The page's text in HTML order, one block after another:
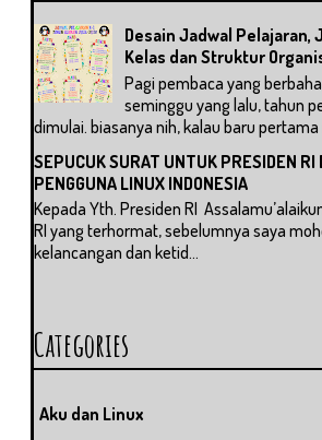
Desain Jadwal Pelajaran,
Kelas dan Struktur
Pagi pembaca yang
seminggu yang lalu, tahun
dimulai. biasanya nih, kalau baru pertama
SEPUCUK SURAT UNTUK PRESIDEN RI
PENGGUNA LINUX INDONESIA
Kepada Yth. Presiden RI
RI yang terhormat, sebelumnya saya
kelancangan dan ketid...
Categories
Aku dan Linux